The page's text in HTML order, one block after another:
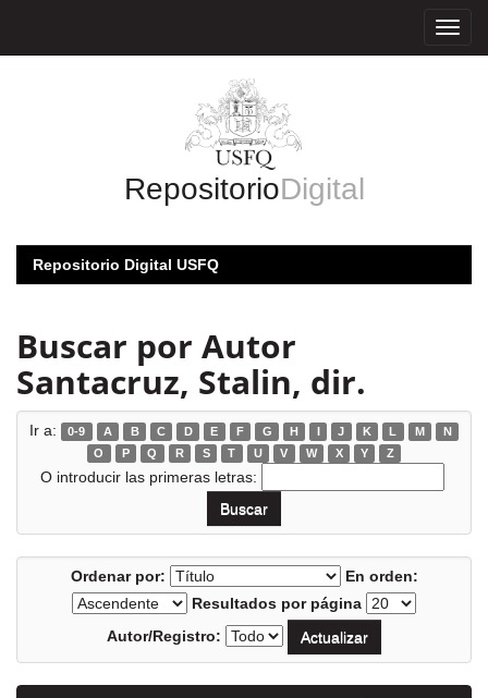
RepositorioDigital
Repositorio Digital USFQ
Buscar por Autor
Santacruz, Stalin, dir.
Ir a: 0-9 A B C D E F G H I J K L M
N
O
P Q R S T U V W X Y Z
O introducir las primeras letras:
Ordenar por:
En orden:
Resultados por página
Autor/Registro: